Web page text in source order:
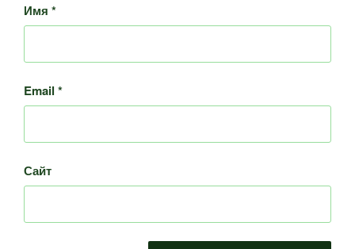
Имя *
Email *
Сайт